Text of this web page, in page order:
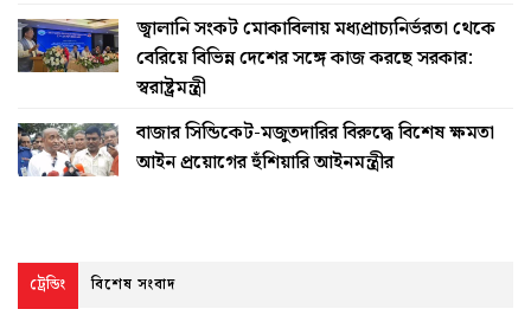
জ্বালানি সংকট মোকাবিলায় মধ্যপ্রাচ্যনির্ভরতা থেকে
বেরিয়ে বিভিন্ন দেশের সঙ্গে কাজ করছে সরকার:
স্বরাষ্ট্রমন্ত্রী
বাজার সিন্ডিকেট-মজুতদারির বিরুদ্ধে বিশেষ ক্ষমতা
আইন প্রয়োগের হুঁশিয়ারি আইনমন্ত্রীর
ট্রেন্ডিং বিশেষ সংবাদ